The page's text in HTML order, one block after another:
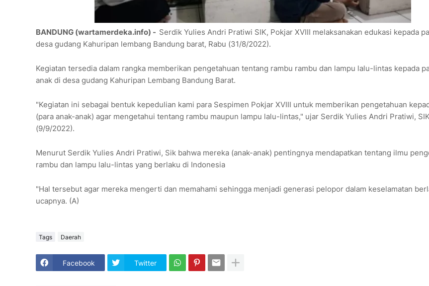
BANDUNG (wartamerdeka.info) - Serdik Yulies Andri Pratiwi SIK, Pokjar XVIII melaksanakan edukasi kepada
desa gudang Kahuripan lembang Bandung barat, Rabu (31/8/2022).
Kegiatan tersedia dalam rangka memberikan pengetahuan tentang rambu rambu dan lampu lalu-lintas kepada
anak di desa gudang Kahuripan Lembang Bandung Barat.
"Kegiatan ini sebagai bentuk kepedulian kami para Sespimen Pokjar XVIII untuk memberikan pengetahuan
(para anak-anak) agar mengetahui tentang rambu maupun lampu lalu-lintas," ujar Serdik Yulies Andri Pratiwi,
(9/9/2022).
Menurut Serdik Yulies Andri Pratiwi, Sik bahwa mereka (anak-anak) pentingnya mendapatkan tentang ilmu
rambu dan lampu lalu-lintas yang berlaku di Indonesia
"Hal tersebut agar mereka mengerti dan memahami sehingga menjadi generasi pelopor dalam keselamatan
ucapnya. (A)
Tags Daerah
Facebook Twitter